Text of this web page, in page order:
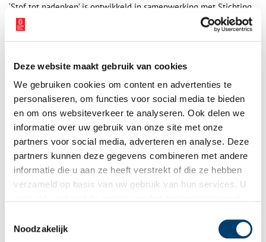
Deze website maakt gebruik van cookies
We gebruiken cookies om content en advertenties te
personaliseren, om functies voor social media te bieden
en om ons websiteverkeer te analyseren. Ook delen we
informatie over uw gebruik van onze site met onze
partners voor social media, adverteren en analyse. Deze
partners kunnen deze gegevens combineren met andere
informatie die u aan ze heeft verstrekt of die ze hebben
verzameld op basis van uw gebruik van hun services. U
Noodzakelijk
‘Stof tot nadenken’ is ontwikkeld in samenwerking met Stichting
PubArt kunstprojecten.